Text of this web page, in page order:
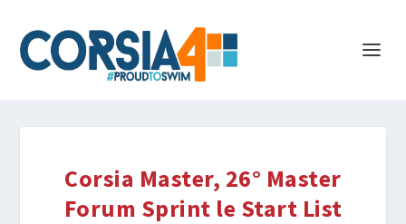
Corsia Master, 26° Master
Forum Sprint le Start List